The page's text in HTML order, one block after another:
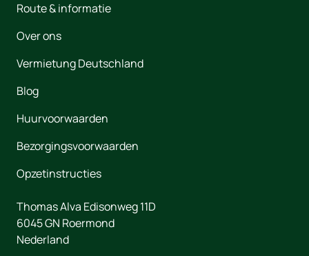
Route & informatie
Over ons
Vermietung Deutschland
Blog
Huurvoorwaarden
Bezorgingsvoorwaarden
Opzetinstructies
Thomas Alva Edisonweg 11D
6045 GN Roermond
Nederland